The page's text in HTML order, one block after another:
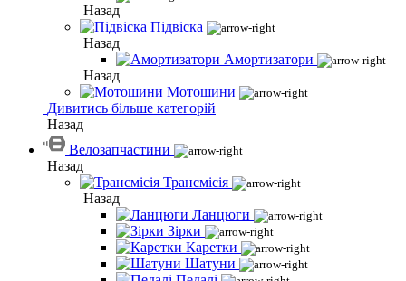
Назад
Підвіска
Назад
Амортизатори
Назад
Мотошини
Дивитись більше категорій
Назад
Велозапчастини
Назад
Трансмісія
Назад
Ланцюги
Зірки
Каретки
Шатуни